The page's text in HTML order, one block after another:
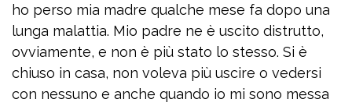
ho perso mia madre qualche mese fa dopo una
lunga malattia. Mio padre ne è uscito distrutto,
ovviamente, e non è più stato lo stesso. Si è
chiuso in casa, non voleva più uscire o vedersi
con nessuno e anche quando io mi sono messa